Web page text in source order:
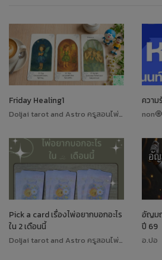
Friday Healing1
Doljai tarot and Astro ครูสอนไพ่ทาโรต์
ควา
non🧿
Pick a card เรื่องไพ่อยากบอกอะไร
ใน 2 เดือนนี้
Doljai tarot and Astro ครูสอนไพ่ทาโรต์
อัญมณี
ปี 69
อ.ปอ